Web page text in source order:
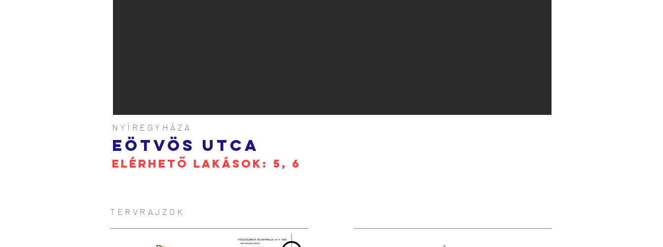
NYÍREGYHÁZA
EÖTVÖS UTCA
ELÉRHETŐ LAKÁSOK: 5, 6
TERVRAJZOK